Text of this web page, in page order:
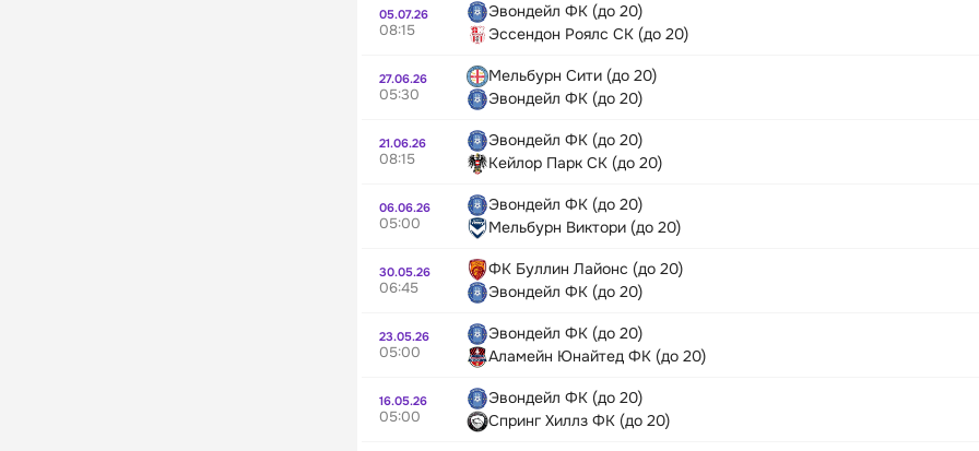
05.07.26
08:15
Эвондейл ФК (до 20)
Эссендон Роялс СК (до 20)
27.06.26
05:30
Мельбурн Сити (до 20)
Эвондейл ФК (до 20)
21.06.26
08:15
Эвондейл ФК (до 20)
Кейлор Парк СК (до 20)
06.06.26
05:00
Эвондейл ФК (до 20)
Мельбурн Виктори (до 20)
30.05.26
06:45
ФК Буллин Лайонс (до 20)
Эвондейл ФК (до 20)
23.05.26
05:00
Эвондейл ФК (до 20)
Аламейн Юнайтед ФК (до 20)
16.05.26
05:00
Эвондейл ФК (до 20)
Спринг Хиллз ФК (до 20)